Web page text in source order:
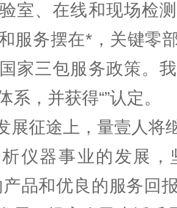
室、在线和现场检
服务摆在*，关键零
家三包服务政策。
系，并获得“”认定。
展征途上，量壹人将
仪器事业的发展，
品和优良的服务回